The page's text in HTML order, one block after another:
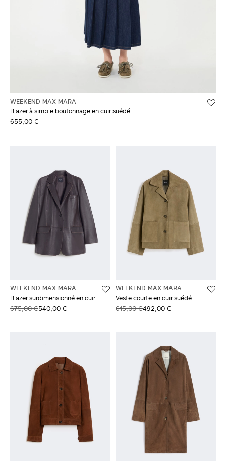
WEEKEND MAX MARA
Blazer à simple boutonnage en cuir suédé
655,00 €
WEEKEND MAX MARA
Blazer surdimensionné en cuir
675,00 €540,00 €
WEEKEND MAX MARA
Veste courte en cuir suédé
615,00 €492,00 €